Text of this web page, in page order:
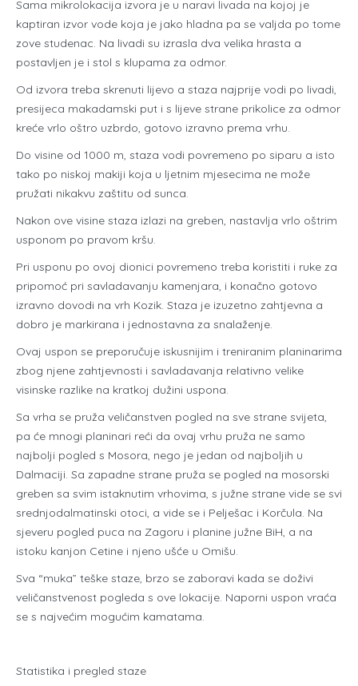
Sama mikrolokacija izvora je u naravi livada na kojoj je
kaptiran izvor vode koja je jako hladna pa se valjda po tome
zove studenac. Na livadi su izrasla dva velika hrasta a
postavljen je i stol s klupama za odmor.
Od izvora treba skrenuti lijevo a staza najprije vodi po livadi,
presijeca makadamski put i s lijeve strane prikolice za odmor
kreće vrlo oštro uzbrdo, gotovo izravno prema vrhu.
Do visine od 1000 m, staza vodi povremeno po siparu a isto
tako po niskoj makiji koja u ljetnim mjesecima ne može
pružati nikakvu zaštitu od sunca.
Nakon ove visine staza izlazi na greben, nastavlja vrlo oštrim
usponom po pravom kršu.
Pri usponu po ovoj dionici povremeno treba koristiti i ruke za
pripomoć pri savladavanju kamenjara, i konačno gotovo
izravno dovodi na vrh Kozik. Staza je izuzetno zahtjevna a
dobro je markirana i jednostavna za snalaženje.
Ovaj uspon se preporučuje iskusnijim i treniranim planinarima
zbog njene zahtjevnosti i savladavanja relativno velike
visinske razlike na kratkoj dužini uspona.
Sa vrha se pruža veličanstven pogled na sve strane svijeta,
pa će mnogi planinari reći da ovaj vrhu pruža ne samo
najbolji pogled s Mosora, nego je jedan od najboljih u
Dalmaciji. Sa zapadne strane pruža se pogled na mosorski
greben sa svim istaknutim vrhovima, s južne strane vide se svi
srednjodalmatinski otoci, a vide se i Pelješac i Korčula. Na
sjeveru pogled puca na Zagoru i planine južne BiH, a na
istoku kanjon Cetine i njeno ušće u Omišu.
Sva “muka” teške staze, brzo se zaboravi kada se doživi
veličanstvenost pogleda s ove lokacije. Naporni uspon vraća
se s najvećim mogućim kamatama.
Statistika i pregled staze